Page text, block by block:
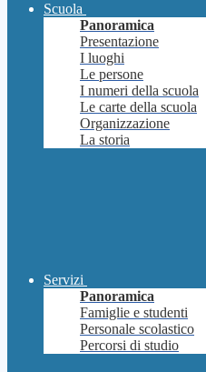
Scuola
Panoramica
Presentazione
I luoghi
Le persone
I numeri della scuola
Le carte della scuola
Organizzazione
La storia
Servizi
Panoramica
Famiglie e studenti
Personale scolastico
Percorsi di studio